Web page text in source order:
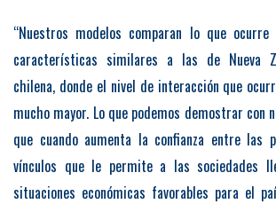
“Nuestros modelos comparan lo que
características similares a las de Nueva
chilena, donde el nivel de interacción que
mucho mayor. Lo que podemos demostrar con
que cuando aumenta la confianza entre las
vínculos que le permite a las sociedades
situaciones económicas favorables para el